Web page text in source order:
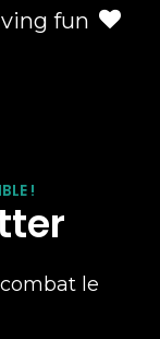
fun
!
le